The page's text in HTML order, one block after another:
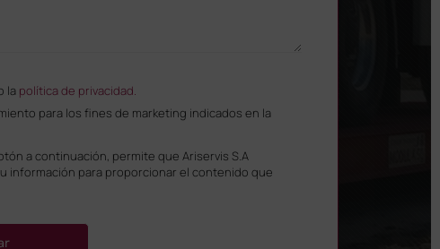
la política de privacidad.
para los fines de marketing indicados en la
a continuación, permite que Ariservis S.A
información para proporcionar el contenido que